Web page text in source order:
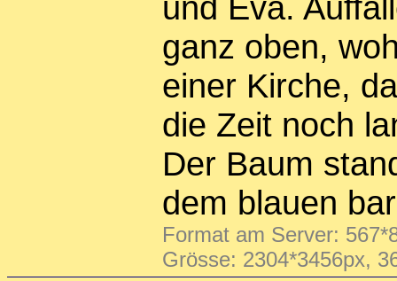
ganz oben,
einer Kirche,
die Zeit noch
Der Baum
dem blauen
Format am Server:
Grösse: 2304*3456px,